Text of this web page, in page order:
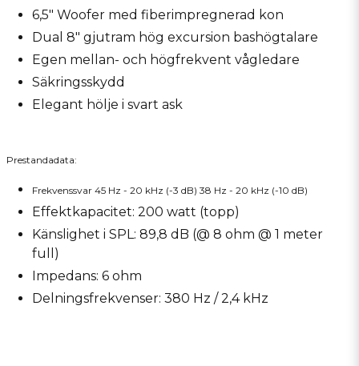
6,5" Woofer med fiberimpregnerad kon
Dual 8" gjutram hög excursion bashögtalare
Egen mellan- och högfrekvent vågledare
Säkringsskydd
Elegant hölje i svart ask
Prestandadata:
Frekvenssvar 45 Hz - 20 kHz (-3 dB) 38 Hz - 20 kHz (-10 dB)
Effektkapacitet: 200 watt (topp)
Känslighet i SPL: 89,8 dB (@ 8 ohm @ 1 meter
full)
Impedans: 6 ohm
Delningsfrekvenser: 380 Hz / 2,4 kHz